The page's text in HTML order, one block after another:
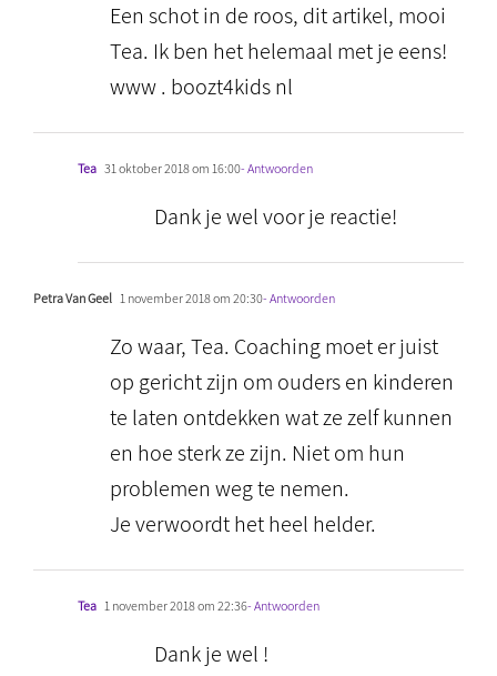
Een schot in de roos, dit artikel, mooi
Tea. Ik ben het helemaal met je eens!
www . boozt4kids nl
Tea 31 oktober 2018 om 16:00- Antwoorden
Dank je wel voor je reactie!
Petra Van Geel 1 november 2018 om 20:30- Antwoorden
Zo waar, Tea. Coaching moet er juist
op gericht zijn om ouders en kinderen
te laten ontdekken wat ze zelf kunnen
en hoe sterk ze zijn. Niet om hun
problemen weg te nemen.
Je verwoordt het heel helder.
Tea 1 november 2018 om 22:36- Antwoorden
Dank je wel !